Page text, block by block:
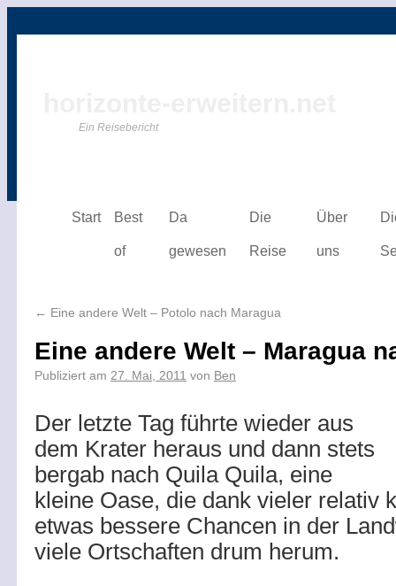
Ein Reisebericht
Start Best
of
Da
gewesen
Die
Reise
Über
uns
← Eine andere Welt – Potolo nach Maragua
Eine andere Welt – Maragua
Publiziert am 27. Mai, 2011 von Ben
Der letzte Tag führte wieder aus
dem Krater heraus und dann stets
bergab nach Quila Quila, eine
kleine Oase, die dank vieler relativ
etwas bessere Chancen in der
viele Ortschaften drum herum.